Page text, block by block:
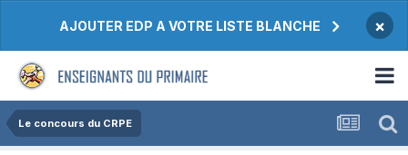
AJOUTER EDP A VOTRE LISTE BLANCHE ×
Le concours du CRPE